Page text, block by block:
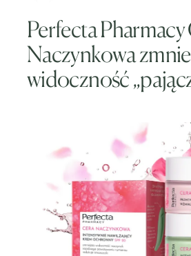
Perfecta
Naczynkowa
widoczność